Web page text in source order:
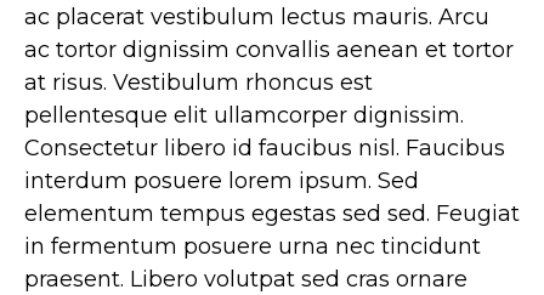
ac placerat vestibulum lectus mauris. Arcu
ac tortor dignissim convallis aenean et tortor
at risus. Vestibulum rhoncus est
pellentesque elit ullamcorper dignissim.
Consectetur libero id faucibus nisl. Faucibus
interdum posuere lorem ipsum. Sed
elementum tempus egestas sed sed. Feugiat
in fermentum posuere urna nec tincidunt
praesent. Libero volutpat sed cras ornare